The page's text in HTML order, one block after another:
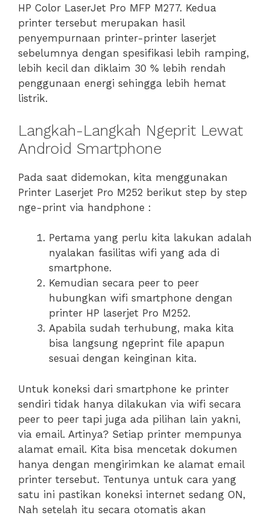
HP Color LaserJet Pro MFP M277. Kedua
printer tersebut merupakan hasil
penyempurnaan printer-printer laserjet
sebelumnya dengan spesifikasi lebih ramping,
lebih kecil dan diklaim 30 % lebih rendah
penggunaan energi sehingga lebih hemat
listrik.
Langkah-Langkah Ngeprit Lewat
Android Smartphone
Pada saat didemokan, kita menggunakan
Printer Laserjet Pro M252 berikut step by step
nge-print via handphone :
Pertama yang perlu kita lakukan adalah
nyalakan fasilitas wifi yang ada di
smartphone.
Kemudian secara peer to peer
hubungkan wifi smartphone dengan
printer HP laserjet Pro M252.
Apabila sudah terhubung, maka kita
bisa langsung ngeprint file apapun
sesuai dengan keinginan kita.
Untuk koneksi dari smartphone ke printer
sendiri tidak hanya dilakukan via wifi secara
peer to peer tapi juga ada pilihan lain yakni,
via email. Artinya? Setiap printer mempunya
alamat email. Kita bisa mencetak dokumen
hanya dengan mengirimkan ke alamat email
printer tersebut. Tentunya untuk cara yang
satu ini pastikan koneksi internet sedang ON,
Nah setelah itu secara otomatis akan